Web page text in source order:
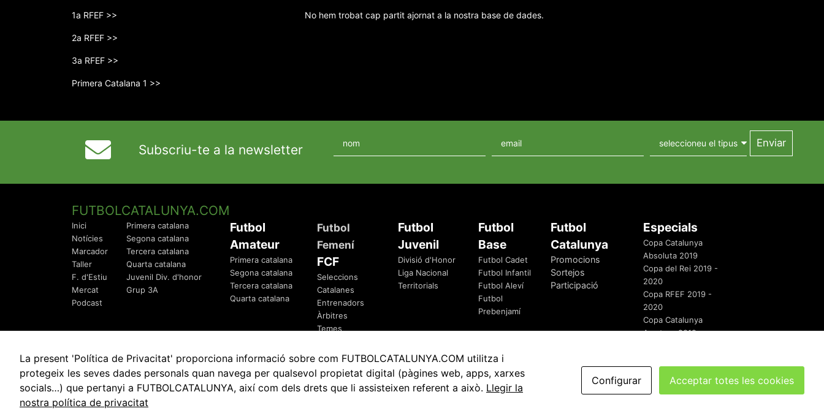
1a RFEF >>
2a RFEF >>
3a RFEF >>
Primera Catalana 1 >>
No hem trobat cap partit ajornat a la nostra base de dades.
Subscriu-te a la newsletter
FUTBOLCATALUNYA.COM
Inici
Notícies
Marcador
Taller
F. d'Estiu
Mercat
Podcast
Primera catalana
Segona catalana
Tercera catalana
Quarta catalana
Juvenil Div. d'honor
Grup 3A
Futbol
Amateur
Primera catalana
Segona catalana
Tercera catalana
Quarta catalana
Futbol
Femení
FCF
Seleccions
Catalanes
Entrenadors
Àrbitres
Temes
Futbol
Juvenil
Divisió d'Honor
Liga Nacional
Territorials
Futbol
Base
Futbol Cadet
Futbol Infantil
Futbol Aleví
Futbol
Prebenjamí
Futbol
Catalunya
Promocions
Sortejos
Participació
Especials
Copa Catalunya
Absoluta 2019
Copa del Rei 2019 -
2020
Copa RFEF 2019 -
2020
Copa Catalunya
Amateur 2019
© 2010 - 2026 FutbolCatalunya.com Avis Legal Política de Privacitat Política de Cookies redaccio@futbolcatalunya.com
La present 'Política de Privacitat' proporciona informació sobre com FUTBOLCATALUNYA.COM utilitza i
protegeix les seves dades personals quan navega per qualsevol propietat digital (pàgines web, apps, xarxes
socials…) que pertanyi a FUTBOLCATALUNYA, així com dels drets que li assisteixen referent a això. Llegir la
nostra política de privacitat
Configurar Acceptar totes les cookies